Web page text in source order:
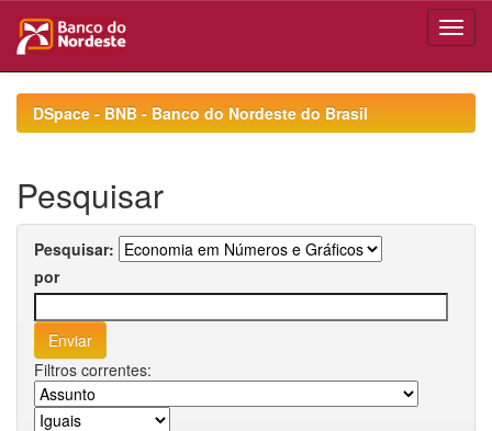
navigationDSpace - BNB - Banco do Nordeste do Brasil
Pesquisar
Pesquisar:
por
Filtros correntes: